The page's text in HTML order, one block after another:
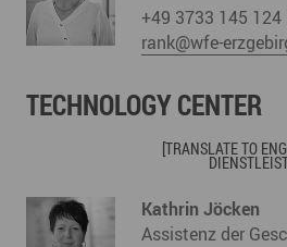
+49 3733 145 124
rank@wfe-
TECHNOLOGY CENTER
[TRANSLATE TO
Kathrin Jöcken
Assistenz der